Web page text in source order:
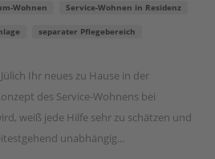
Wohnen Service-Wohnen in Residenz
separater Pflegebereich
Ihr neues zu Hause in der
des Service-Wohnens bei
weiß jede Hilfe sehr zu schätzen und
unabhängig...